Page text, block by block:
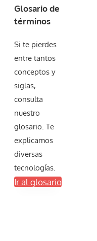
Glosario de
términos
Si te pierdes
entre tantos
conceptos y
siglas,
consulta
nuestro
glosario. Te
explicamos
diversas
tecnologías.
Ir al glosario